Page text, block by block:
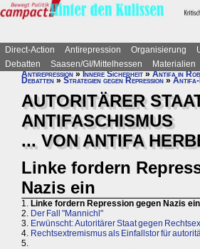
Direct-Action Antirepression Organisierung
Debatten
Saasen/GI/Mittelhessen Materialien
Antirepression»Innere Sicherheit»Antifa in
Debatten » Strategien gegen Repression » Antifa-
AUTORITÄRER
ANTIFASCHISMUS
... VON ANTIFA
Linke fordern
Nazis ein
1. Linke fordern Repression gegen Nazis ein
2. Der Fall "Mannichl"
3. Erwünscht: Autoritärer Staat gegen
4. Rechtsextremismus als Einfallstor für
5.